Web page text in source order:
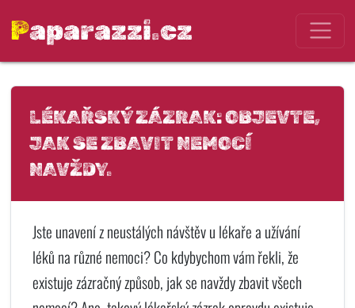
Paparazzi.cz
LÉKAŘSKÝ ZÁZRAK: OBJEVTE,
JAK SE ZBAVIT NEMOCÍ
NAVŽDY.
Jste unavení z neustálých návštěv u lékaře a užívání
léků na různé nemoci? Co kdybychom vám řekli, že
existuje zázračný způsob, jak se navždy zbavit všech